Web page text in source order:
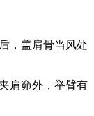
，盖肩骨当风处
肩窌外，举臂有